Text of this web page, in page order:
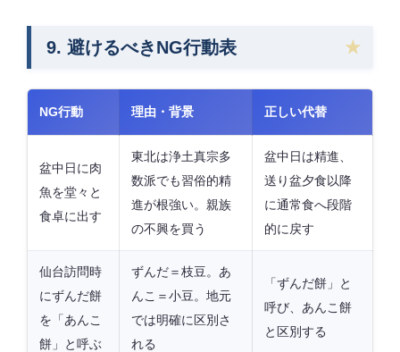
9. 避けるべきNG行動表
NG行動 理由・背景 正しい代替
盆中日に肉
魚を堂々と
食卓に出す
東北は浄土真宗多
数派でも習俗的精
進が根強い。親族
の不興を買う
盆中日は精進、
送り盆夕食以降
に通常食へ段階
的に戻す
仙台訪問時
にずんだ餅
を「あんこ
餅」と呼ぶ
ずんだ＝枝豆。あ
んこ＝小豆。地元
では明確に区別さ
れる
「ずんだ餅」と
呼び、あんこ餅
と区別する